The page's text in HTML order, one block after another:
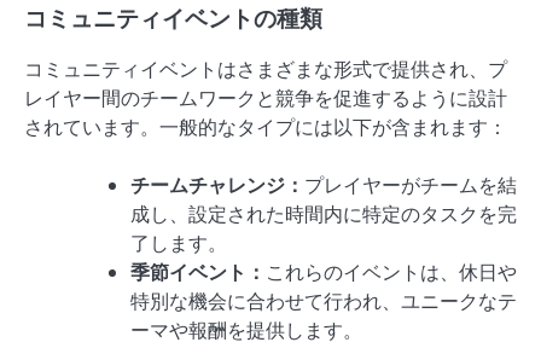
コミュニティイベントの種類
コミュニティイベントはさまざまな形式で提供され、プ
レイヤー間のチームワークと競争を促進するように設計
されています。一般的なタイプには以下が含まれます：
チームチャレンジ： プレイヤーがチームを結
成し、設定された時間内に特定のタスクを完
了します。
季節イベント： これらのイベントは、休日や
特別な機会に合わせて行われ、ユニークなテ
ーマや報酬を提供します。